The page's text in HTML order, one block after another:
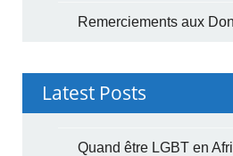
Remerciements aux
Latest Posts
Quand être LGBT en